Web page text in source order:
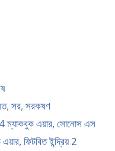
,সর,সরকষণ
ম্যাকবুক এয়ার, সোনোস এস
ফিটবিত ইন্দ্রিয় 2